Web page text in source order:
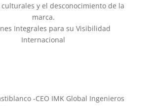
y el desconocimiento de la
marca.
Integrales para su Visibilidad
Internacional
-CEO IMK Global Ingenieros